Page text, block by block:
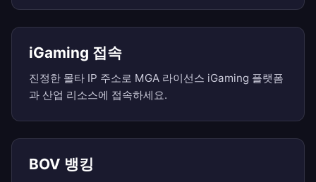
iGaming 접속
진정한 몰타 IP 주소로 MGA 라이선스 iGaming 플랫폼
과 산업 리소스에 접속하세요.
BOV 뱅킹